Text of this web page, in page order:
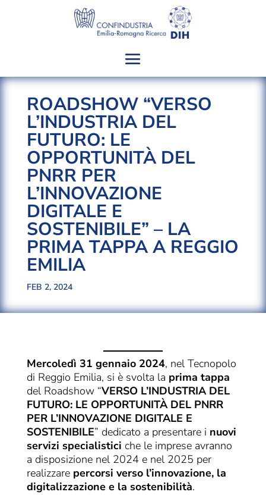
ROADSHOW “VERSO
L’INDUSTRIA DEL
FUTURO: LE
OPPORTUNITÀ DEL
PNRR PER
L’INNOVAZIONE
DIGITALE E
SOSTENIBILE” – LA
PRIMA TAPPA A REGGIO
EMILIA
FEB 2, 2024
Mercoledì 31 gennaio 2024, nel Tecnopolo
di Reggio Emilia, si è svolta la prima tappa
del Roadshow “VERSO L’INDUSTRIA DEL
FUTURO: LE OPPORTUNITÀ DEL PNRR
PER L’INNOVAZIONE DIGITALE E
SOSTENIBILE” dedicato a presentare i nuovi
servizi specialistici che le imprese avranno
a disposizione nel 2024 e nel 2025 per
realizzare percorsi verso l’innovazione, la
digitalizzazione e la sostenibilità.